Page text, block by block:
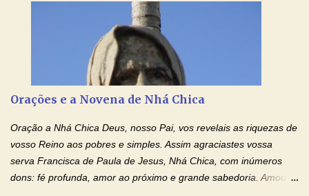
ensanguentadas, chagadas e abertas, sobre mim, neste
momento. Sinto-me completamente sem forças para prosseguir,
carregando as minhas cruzes. Preciso que a força e o poder de
Tuas Mãos, que suportaram a mais profunda dor ao serem
pregadas na Cruz, reergam-me e curem-me agora. Jesus, não
peço somente por mim, mas também por todos aqueles que mais
amo. Nós precisamos desesperadamente de cura física e
espiritual, através do toque consolador de tuas Mãos
ensanguentadas e infinitamente poderosas. Eu reconheço,
apesar de toda a minha limitação e da infinidade dos meus ...
Orações e a Novena de Nhá Chica
Oração a Nhá Chica Deus, nosso Pai, vos revelais as riquezas de
vosso Reino aos pobres e simples. Assim agraciastes vossa
serva Francisca de Paula de Jesus, Nhá Chica, com inúmeros
dons: fé profunda, amor ao próximo e grande sabedoria. Amou a